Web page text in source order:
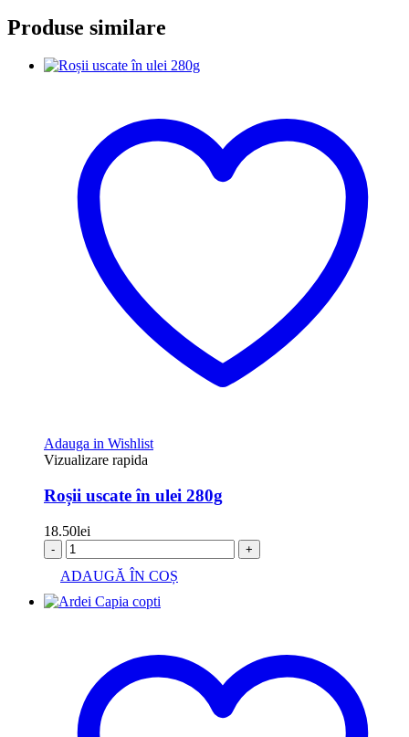
Produse similare
Adauga in Wishlist
Vizualizare rapida
Roșii uscate în ulei 280g
18.50lei
- +
ADAUGĂ ÎN COȘ